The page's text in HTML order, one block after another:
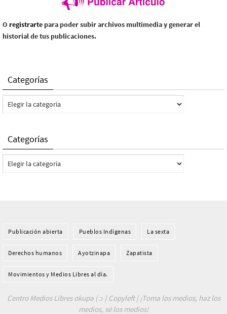
O registrarte para poder subir archivos multimedia y generar el
historial de tus publicaciones.
Categorías
Categorías
Categorías
Categorías
Publicación abierta Pueblos Indí­genas La sexta
Derechos humanos Ayotzinapa Zapatista
Movimientos y Medios Libres al día.
Centro Medios Libres okupa ( ɔ ) Copyleft | ¡Toma los medios, haz los
medios, sé los medios!